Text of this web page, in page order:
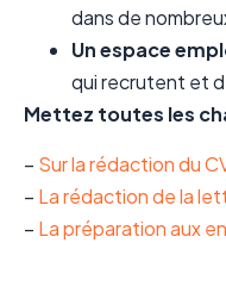
dans de
Un espace
qui recrutent et
Mettez toutes les
– Sur la rédaction du
– La rédaction de la
– La préparation aux